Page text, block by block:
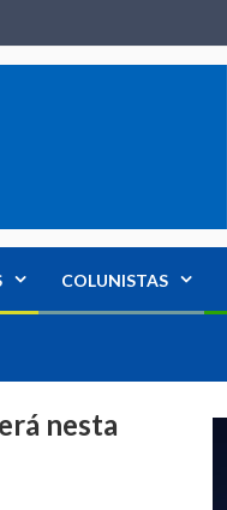
COLUNISTAS
nesta